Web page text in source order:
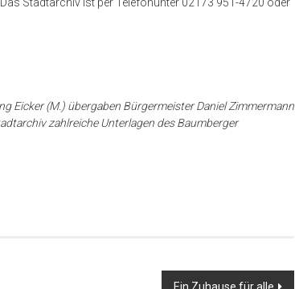
Eicker (M.) übergaben Bürgermeister Daniel Zimmermann
zahlreiche Unterlagen des Baumberger